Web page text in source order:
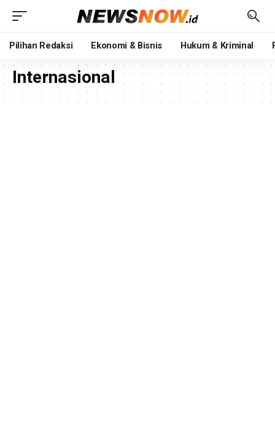
Pilihan Redaksi Ekonomi & Bisnis Hukum & Kriminal
Internasional